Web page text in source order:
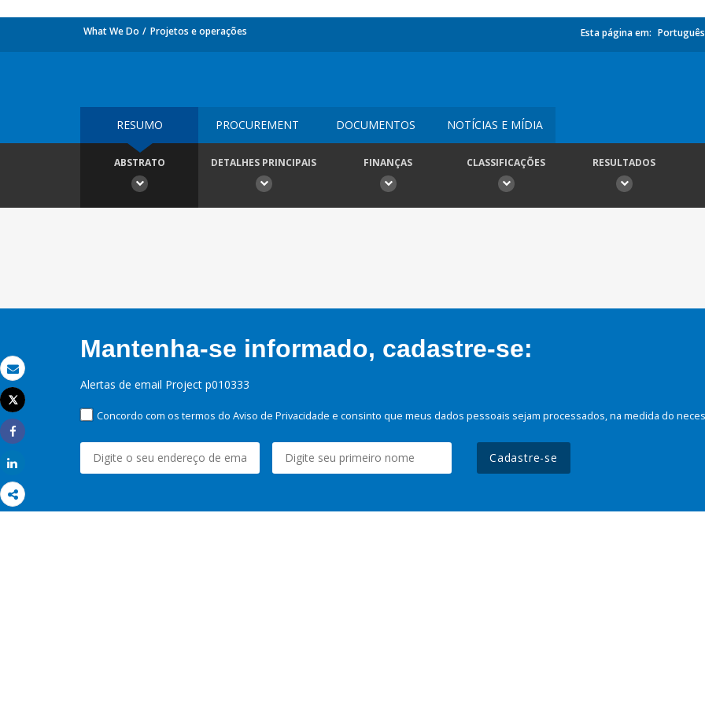
Email
Imprimir
Tweet
Share
What We Do Projetos e operações Esta página em: Português
RESUMO PROCUREMENT DOCUMENTOS NOTÍCIAS E MÍDIA
ABSTRATO DETALHES PRINCIPAIS FINANÇAS CLASSIFICAÇÕES RESULTADOS
Mantenha-se informado, cadastre-se:
Alertas de email Project p010333
Concordo com os termos do Aviso de Privacidade e consinto que meus dados pessoais sejam processados, na medida do
Cadastre-se